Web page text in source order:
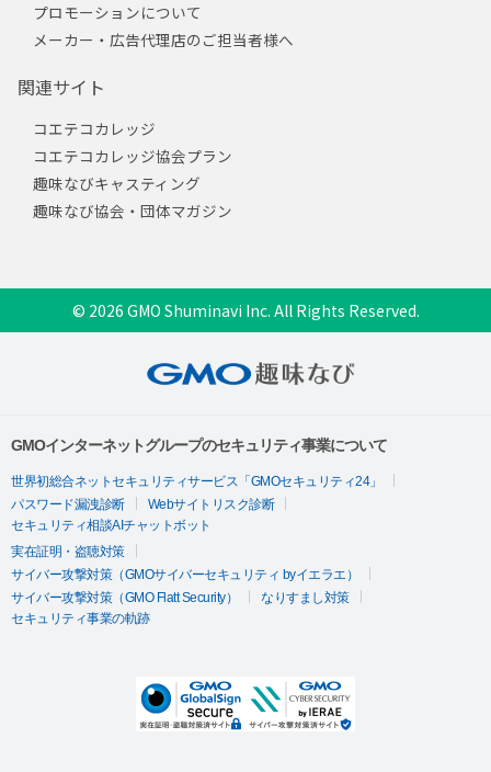
プロモーションについて
メーカー・広告代理店のご担当者様へ
関連サイト
コエテコカレッジ
コエテコカレッジ協会プラン
趣味なびキャスティング
趣味なび協会・団体マガジン
© 2026 GMO Shuminavi Inc. All Rights Reserved.